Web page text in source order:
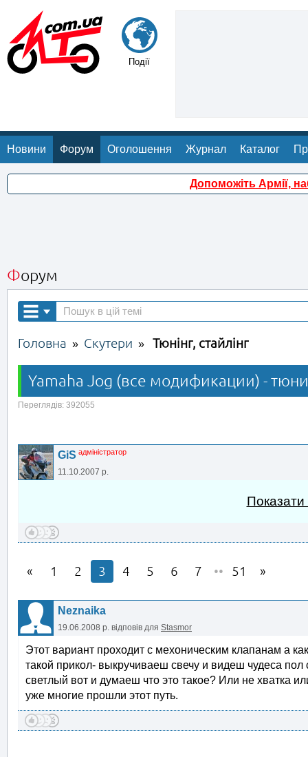
Події
Новини Форум Оголошення Журнал Каталог
Допоможіть Армії,
Форум
Головна » Скутери » Тюнінг, стайлінг
Yamaha Jog (все модификации) -
Переглядів: 392055
GiS адміністратор
11.10.2007 р.
Показати
1 2 3 4 5 6 7 •• 51
Neznaika
19.06.2008 р. відповів для Stasmor
Этот вариант проходит с мехоническим клапанам а
такой прикол- выкручиваеш свечу и видеш чудеса
светлый вот и думаеш что это такое? Или не хватка
уже многие прошли этот путь.